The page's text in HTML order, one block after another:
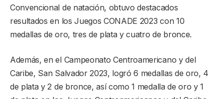
Convencional de natación, obtuvo destacados
resultados en los Juegos CONADE 2023 con 10
medallas de oro, tres de plata y cuatro de bronce.
Además, en el Campeonato Centroamericano y del
Caribe, San Salvador 2023, logró 6 medallas de oro, 4
de plata y 2 de bronce, así como 1 medalla de oro y 1